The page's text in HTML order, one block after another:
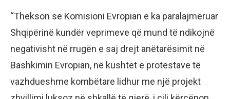
“Thekson se Komisioni Evropian e ka paralajmëruar
Shqipërinë kundër veprimeve që mund të ndikojnë
negativisht në rrugën e saj drejt anëtarësimit në
Bashkimin Evropian, në kushtet e protestave të
vazhdueshme kombëtare lidhur me një projekt